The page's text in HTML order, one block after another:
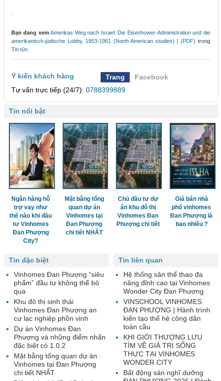
Bạn đang xem Amerikas Weg nach Israel: Die Eisenhower-Administration und die
amerikanisch-jüdische Lobby, 1953-1961 (North American studies) | (PDF) trong
Tin tức
Ý kiến khách hàng Trang
Facebook
Tư vấn trực tiếp (24/7): 0788399889
Tin nổi bật
Ngân hàng hỗ
trợ vay như
thế nào khi đầu
tư Vinhomes
Đan Phượng
City?
Mặt bằng tổng
quan dự án
Vinhomes tại
Đan Phượng
chi tiết NHẤT
Chủ đầu tư dự
án khu đô thị
Vinhomes Đan
Phượng chi tiết
Giá bán nhà
phố vinhomes
Đan Phượng là
bao nhiêu ?
Tin liên quan
Hệ thống sân thể thao đa
năng đỉnh cao tại Vinhomes
Wonder City Đan Phượng
VINSCHOOL VINHOMES
ĐAN PHƯỢNG | Hành trình
kiến tạo thế hệ công dân
toàn cầu
KHI GIỚI THƯỢNG LƯU
TÌM VỀ GIÁ TRỊ SỐNG
THỰC TẠI VINHOMES
WONDER CITY
Bất động sản nghĩ dưỡng
Tin đặc biệt
Vinhomes Đan Phượng “siêu
phẩm” đầu tư không thể bỏ
qua
Khu đô thị sinh thái
Vinhomes Đan Phượng an
cư lạc nghiệp phồn vinh
Dự án Vinhomes Đan
Phượng và những điểm nhấn
đặc biệt có 1.0.2
Mặt bằng tổng quan dự án
Vinhomes tại Đan Phượng
chi tiết NHẤT